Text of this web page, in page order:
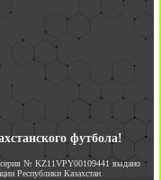
футбола!
серия № KZ11VPY00109441 выдано
Республики Казахстан.